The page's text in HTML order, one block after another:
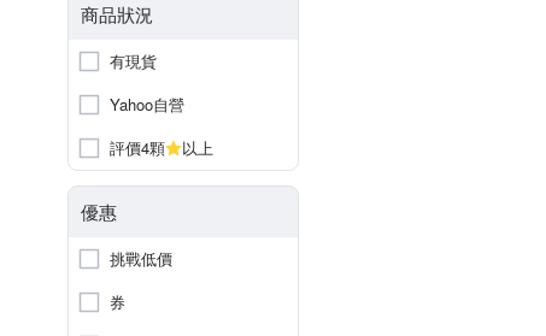
商品狀況
有現貨
Yahoo自營
評價4顆
以上
優惠
挑戰低價
券